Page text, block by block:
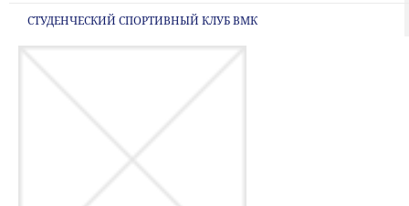
СТУДЕНЧЕСКИЙ СПОРТИВНЫЙ КЛУБ ВМК